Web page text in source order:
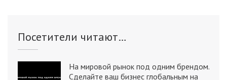
Посетители читают…
На мировой рынок под одним брендом.
Сделайте ваш бизнес глобальным на